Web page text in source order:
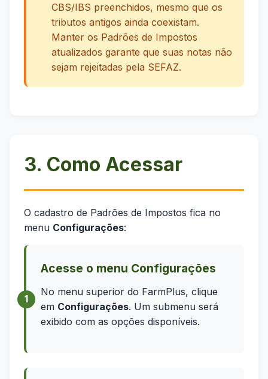
CBS/IBS preenchidos, mesmo que os
tributos antigos ainda coexistam.
Manter os Padrões de Impostos
atualizados garante que suas notas não
sejam rejeitadas pela SEFAZ.
3. Como Acessar
O cadastro de Padrões de Impostos fica no
menu Configurações:
Acesse o menu Configurações
No menu superior do FarmPlus, clique
em Configurações. Um submenu será
exibido com as opções disponíveis.